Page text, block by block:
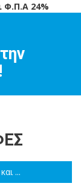
Φ.Π.Α 24%
...